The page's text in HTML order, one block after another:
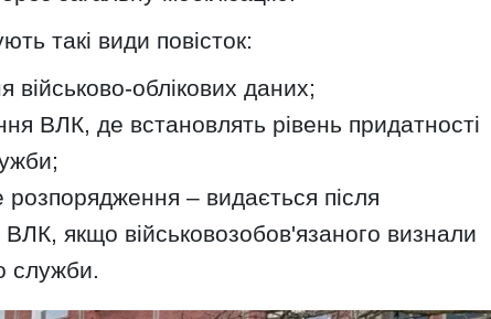
такі види повісток:
військово-облікових даних;
ВЛК, де встановлять рівень придатності
розпорядження – видається після
якщо військовозобов'язаного визнали
служби.